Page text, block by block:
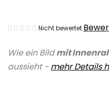
Wie ein Bildmit
aussieht - mehr Details
Die
ist
Nicht bewertet